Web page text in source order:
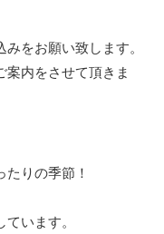
みをお願い致します。
内をさせて頂きま
りの季節！
います。